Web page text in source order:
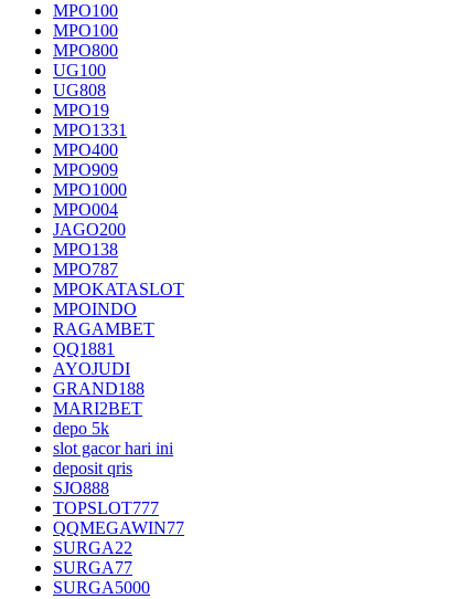
MPO100
MPO100
MPO800
UG100
UG808
MPO19
MPO1331
MPO400
MPO909
MPO1000
MPO004
JAGO200
MPO138
MPO787
MPOKATASLOT
MPOINDO
RAGAMBET
QQ1881
AYOJUDI
GRAND188
MARI2BET
depo 5k
slot gacor hari ini
deposit qris
SJO888
TOPSLOT777
QQMEGAWIN77
SURGA22
SURGA77
SURGA5000